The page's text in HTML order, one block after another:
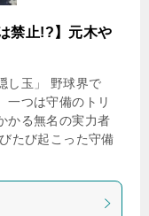
禁止!?】元木や
し玉」 野球界で
一つは守備のトリ
かる無名の実力者
たび起こった守備